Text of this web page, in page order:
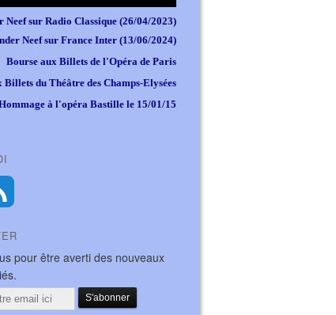
Neef sur Radio Classique (26/04/2023)
Neef sur France Inter (13/06/2024)
Bourse aux Billets de l'Opéra de Paris
Billets du Théâtre des Champs-Elysées
à l'opéra Bastille le 15/01/15
pour être averti des nouveaux